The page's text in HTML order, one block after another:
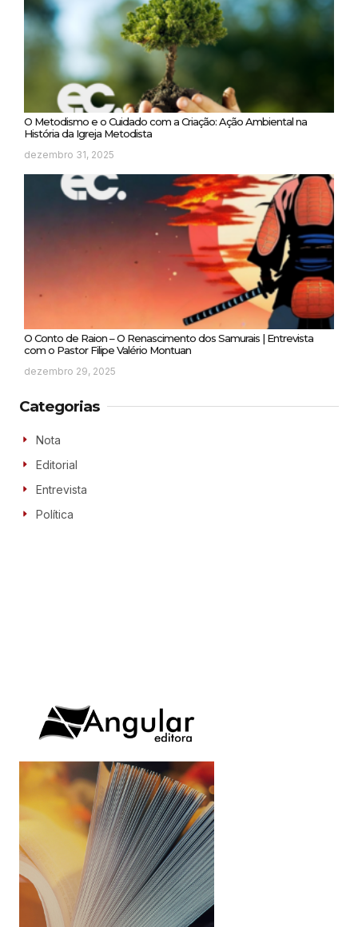
O Metodismo e o Cuidado com a Criação: Ação Ambiental na
História da Igreja Metodista
dezembro 31, 2025
O Conto de Raion – O Renascimento dos Samurais | Entrevista
com o Pastor Filipe Valério Montuan
dezembro 29, 2025
Categorias
Nota
Editorial
Entrevista
Política